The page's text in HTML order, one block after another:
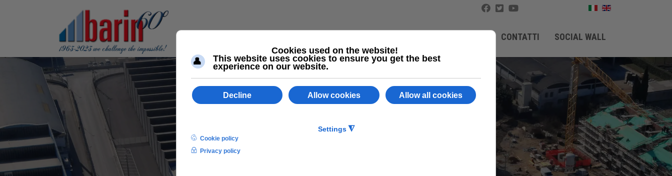
CONTATTI SOCIAL WALL